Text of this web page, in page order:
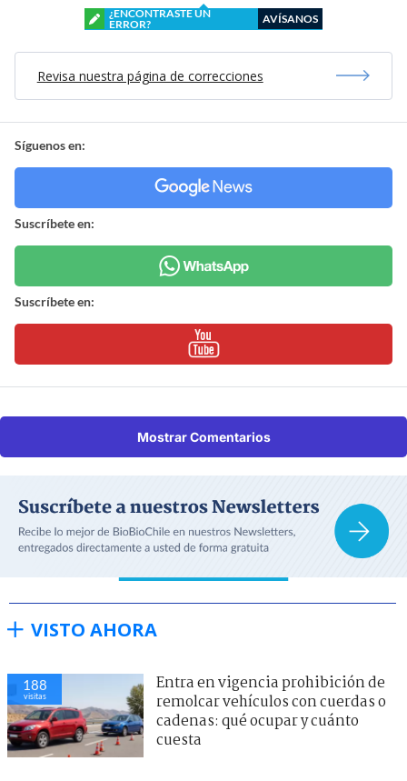
¿ENCONTRASTE UN
ERROR?
AVÍSANOS
Revisa nuestra página de correcciones
Síguenos en:
Suscríbete en:
Suscríbete en:
Mostrar Comentarios
VISTO AHORA
188
visitas
Entra en vigencia prohibición de
remolcar vehículos con cuerdas o
cadenas: qué ocupar y cuánto
cuesta